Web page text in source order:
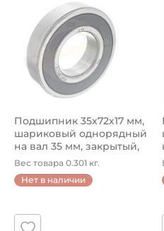
Подшипник 35х72х17 мм,
шариковый однорядный
на вал 35 мм, закрытый,
уве...
Вес товара 0.301 кг.
Нет в наличии